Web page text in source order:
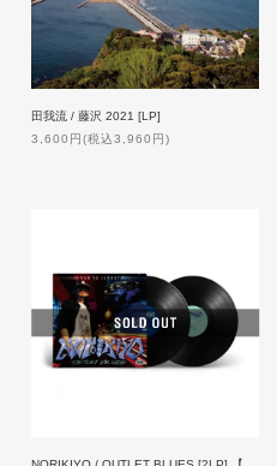
田我流 / 藤沢 2021 [LP]
3,600円(税込3,960円)